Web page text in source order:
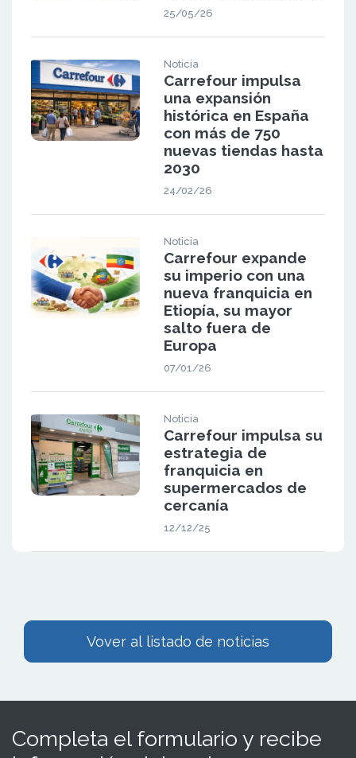
25/05/26
Noticia
Carrefour impulsa
una expansión
histórica en España
con más de 750
nuevas tiendas hasta
2030
24/02/26
Noticia
Carrefour expande
su imperio con una
nueva franquicia en
Etiopía, su mayor
salto fuera de
Europa
07/01/26
Noticia
Carrefour impulsa su
estrategia de
franquicia en
supermercados de
cercanía
12/12/25
Vover al listado de noticias
Completa el formulario y recibe